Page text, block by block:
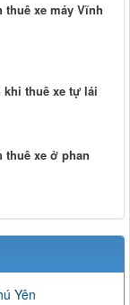
thuê xe máy Vĩnh
khi thuê xe tự lái
thuê xe ở phan
Yên